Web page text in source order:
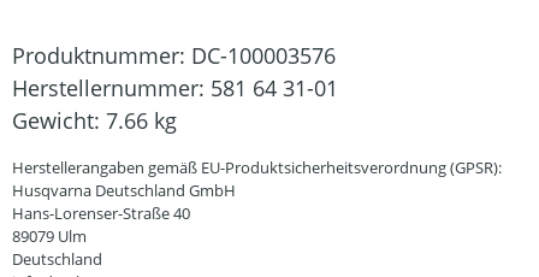
Produktnummer: DC-100003576
Herstellernummer: 581 64 31-01
Gewicht: 7.66 kg
Herstellerangaben gemäß EU-Produktsicherheitsverordnung (GPSR):
Husqvarna Deutschland GmbH
Hans-Lorenser-Straße 40
89079 Ulm
Deutschland